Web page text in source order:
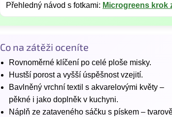
Přehledný návod s fotkami: Microgreens krok
Co na zátěži oceníte
Rovnoměrné klíčení po celé ploše misky.
Hustší porost a vyšší úspěšnost vzejití.
Bavlněný vrchní textil s akvarelovými květy –
pěkné i jako doplněk v kuchyni.
Náplň ze zataveného sáčku s pískem –